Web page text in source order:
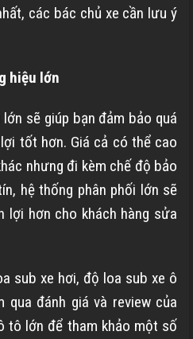
các bác chủ xe cần lưu ý
hiệu lớn
sẽ giúp bạn đảm bảo quá
tốt hơn. Giá cả có thể cao
nhưng đi kèm chế độ bảo
hệ thống phân phối lớn sẽ
lợi hơn cho khách hàng sửa
sub xe hơi, độ loa sub xe ô
qua đánh giá và review của
tô lớn để tham khảo một số